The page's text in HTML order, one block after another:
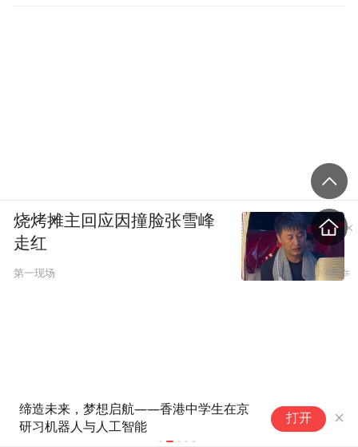
深耕内地、首拓东盟：第三届
“香港好物节”8月启幕，参与品
8月9日｜早
打开
烧烤摊主回应因撞脸张雪峰
走红
第一现场